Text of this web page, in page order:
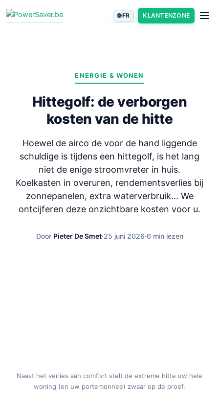
naar
🌐 FR KLANTENZONE
ENERGIE & WONEN
Hittegolf: de verborgen
kosten van de hitte
Hoewel de airco de voor de hand liggende
schuldige is tijdens een hittegolf, is het lang
niet de enige stroomvreter in huis.
Koelkasten in overuren, rendementsverlies bij
zonnepanelen, extra waterverbruik... We
ontcijferen deze onzichtbare kosten voor u.
Door Pieter De Smet·25 juni 2026·6 min lezen
Naast het verlies aan comfort stelt de extreme hitte uw hele
woning (en uw portemonnee) zwaar op de proef.